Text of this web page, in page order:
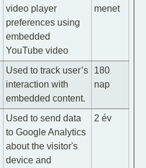
video player
preferences using
embedded
YouTube video
menet
Used to track user’s
interaction with
embedded content.
180
nap
Used to send data
to Google Analytics
about the visitor's
device and
2 év